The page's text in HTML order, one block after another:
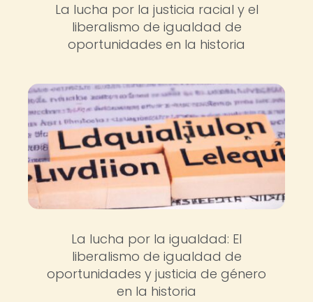
La lucha por la justicia racial y el
liberalismo de igualdad de
oportunidades en la historia
La lucha por la igualdad: El
liberalismo de igualdad de
oportunidades y justicia de género
en la historia